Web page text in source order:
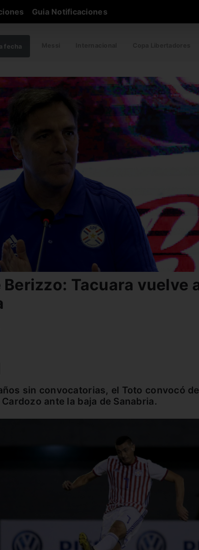
Guia Notificaciones
fecha
Tacuara vuelve
sin convocatorias, el Toto convocó de
ante la baja de Sanabria.